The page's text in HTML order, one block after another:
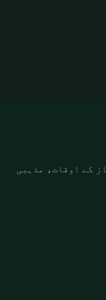
کے اوقات، مذہبی